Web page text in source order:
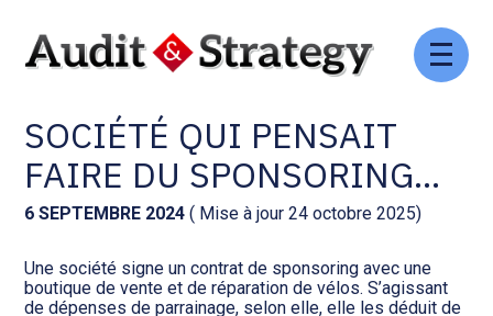
Aller
Comptabilité et conseil
Social et ressources humaines
Assistance juridique
Gestion des documents : ISuite
Tenue de votre comptabilité :
ACD
Facturation et pilotage :
Facturation et pilotage : MEG
C’EST L’HISTOIRE D’UNE
SOCIÉTÉ QUI PENSAIT
FAIRE DU SPONSORING…
6 SEPTEMBRE 2024 ( Mise à jour 24 octobre 2025)
Une société signe un contrat de sponsoring avec une
boutique de vente et de réparation de vélos. S’agissant
de dépenses de parrainage, selon elle, elle les déduit de